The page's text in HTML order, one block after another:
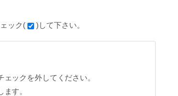
ック( )して下さい。
ックを外してください。
す。